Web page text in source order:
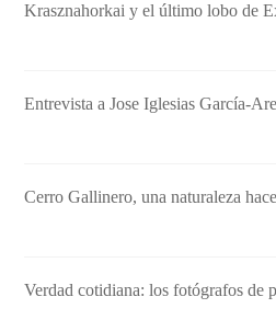
Krasznahorkai y el último lobo de
Entrevista a Jose Iglesias García-
Cerro Gallinero, una naturaleza
Verdad cotidiana: los fotógrafos de